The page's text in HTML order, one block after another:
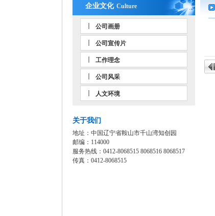
企业文化 Culture
公司画册
公司宣传片
工作理念
公司风采
人文环境
关于我们
地址：中国辽宁省鞍山市千山湾知创园
邮编：114000
服务热线：0412-8068515 8068516 8068517
传真：0412-8068515